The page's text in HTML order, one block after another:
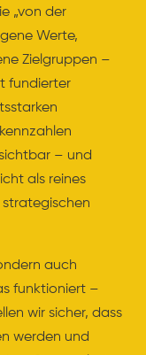
„von der
Werte,
Zielgruppen –
fundierter
– und
als reines
strategischen
auch
funktioniert –
wir sicher, dass
werden und